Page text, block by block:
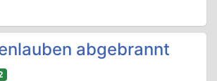
abgebrannt